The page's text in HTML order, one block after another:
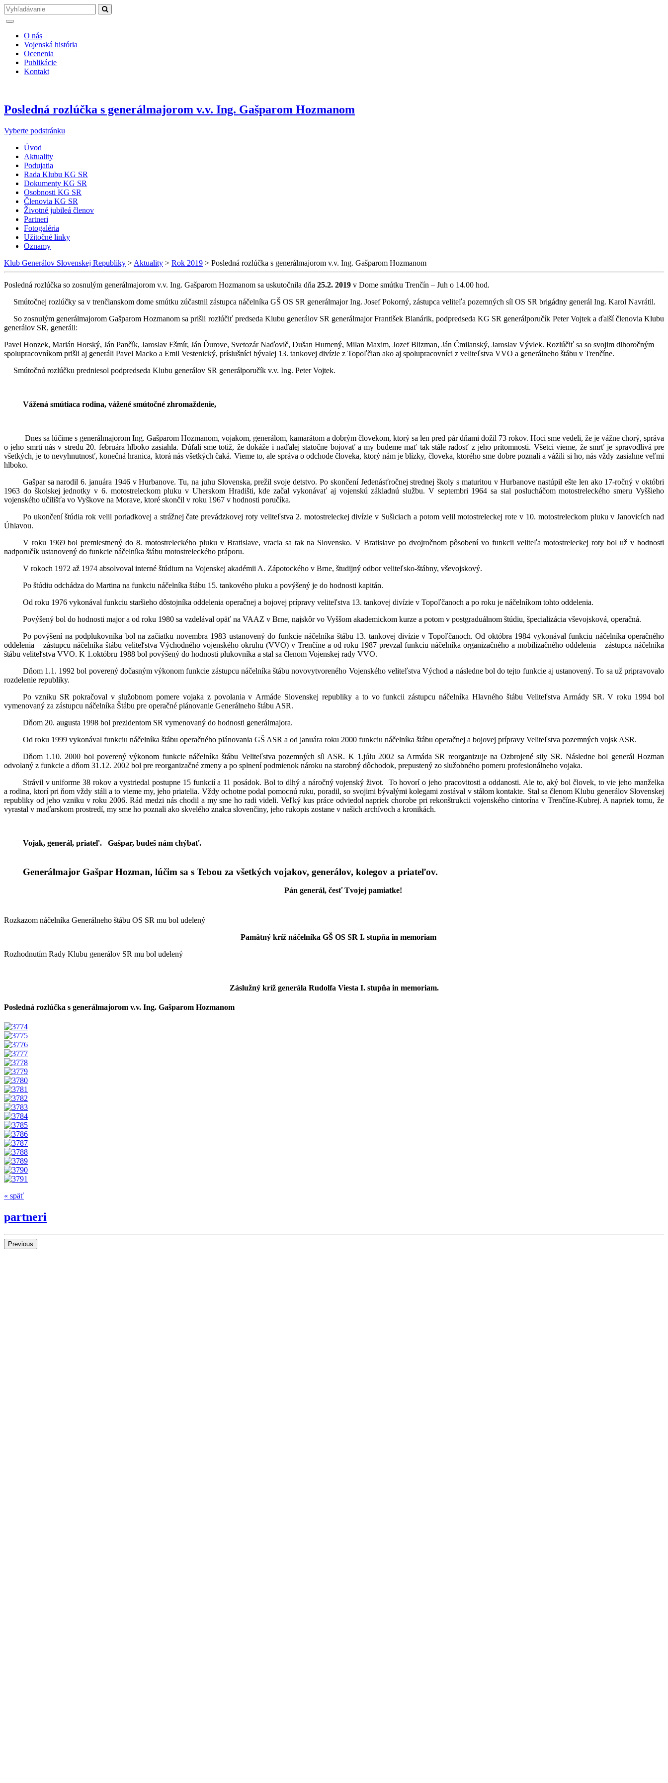
O nás
Vojenská história
Ocenenia
Publikácie
Kontakt
Posledná rozlúčka s generálmajorom v.v. Ing. Gašparom Hozmanom
Vyberte podstránku
Úvod
Aktuality
Podujatia
Rada Klubu KG SR
Dokumenty KG SR
Osobnosti KG SR
Členovia KG SR
Životné jubileá členov
Partneri
Fotogaléria
Užitočné linky
Oznamy
Klub Generálov Slovenskej Republiky > Aktuality > Rok 2019 > Posledná rozlúčka s generálmajorom v.v. Ing. Gašparom Hozmanom
Posledná rozlúčka so zosnulým generálmajorom v.v. Ing. Gašparom Hozmanom sa uskutočnila dňa 25.2. 2019 v Dome smútku Trenčín – Juh o 14.00 hod.
Smútočnej rozlúčky sa v trenčianskom dome smútku zúčastnil zástupca náčelníka GŠ OS SR generálmajor Ing. Josef Pokorný, zástupca veliteľa pozemných síl OS SR brigádny generál Ing. Karol Navrátil.
So zosnulým generálmajorom Gašparom Hozmanom sa prišli rozlúčiť predseda Klubu generálov SR generálmajor František Blanárik, podpredseda KG SR generálporučík Peter Vojtek a ďalší členovia Klubu
generálov SR, generáli:
Pavel Honzek, Marián Horský, Ján Pančík, Jaroslav Ešmír, Ján Ďurove, Svetozár Naďovič, Dušan Humený, Milan Maxim, Jozef Blizman, Ján Čmilanský, Jaroslav Vývlek. Rozlúčiť sa so svojim dlhoročným
spolupracovníkom prišli aj generáli Pavel Macko a Emil Vestenický, príslušníci bývalej 13. tankovej divízie z Topoľčian ako aj spolupracovníci z veliteľstva VVO a generálneho štábu v Trenčíne.
Smútočnú rozlúčku predniesol podpredseda Klubu generálov SR generálporučík v.v. Ing. Peter Vojtek.
Vážená smútiaca rodina, vážené smútočné zhromaždenie,
Dnes sa lúčime s generálmajorom Ing. Gašparom Hozmanom, vojakom, generálom, kamarátom a dobrým človekom, ktorý sa len pred pár dňami dožil 73 rokov. Hoci sme vedeli, že je vážne chorý, správa
o jeho smrti nás v stredu 20. februára hlboko zasiahla. Dúfali sme totiž, že dokáže i naďalej statočne bojovať a my budeme mať tak stále radosť z jeho prítomnosti. Všetci vieme, že smrť je spravodlivá pre
všetkých, je to nevyhnutnosť, konečná hranica, ktorá nás všetkých čaká. Vieme to, ale správa o odchode človeka, ktorý nám je blízky, človeka, ktorého sme dobre poznali a vážili si ho, nás vždy zasiahne veľmi
hlboko.
Gašpar sa narodil 6. januára 1946 v Hurbanove. Tu, na juhu Slovenska, prežil svoje detstvo. Po skončení Jedenásťročnej strednej školy s maturitou v Hurbanove nastúpil ešte len ako 17-ročný v októbri
1963 do školskej jednotky v 6. motostreleckom pluku v Uherskom Hradišti, kde začal vykonávať aj vojenskú základnú službu. V septembri 1964 sa stal poslucháčom motostreleckého smeru Vyššieho
vojenského učilišťa vo Vyškove na Morave, ktoré skončil v roku 1967 v hodnosti poručíka.
Po ukončení štúdia rok velil poriadkovej a strážnej čate prevádzkovej roty veliteľstva 2. motostreleckej divízie v Sušiciach a potom velil motostreleckej rote v 10. motostreleckom pluku v Janovicích nad
Úhlavou.
V roku 1969 bol premiestnený do 8. motostreleckého pluku v Bratislave, vracia sa tak na Slovensko. V Bratislave po dvojročnom pôsobení vo funkcii veliteľa motostreleckej roty bol už v hodnosti
nadporučík ustanovený do funkcie náčelníka štábu motostreleckého práporu.
V rokoch 1972 až 1974 absolvoval interné štúdium na Vojenskej akadémii A. Zápotockého v Brne, študijný odbor veliteľsko-štábny, vševojskový.
Po štúdiu odchádza do Martina na funkciu náčelníka štábu 15. tankového pluku a povýšený je do hodnosti kapitán.
Od roku 1976 vykonával funkciu staršieho dôstojníka oddelenia operačnej a bojovej prípravy veliteľstva 13. tankovej divízie v Topoľčanoch a po roku je náčelníkom tohto oddelenia.
Povýšený bol do hodnosti major a od roku 1980 sa vzdelával opäť na VAAZ v Brne, najskôr vo Vyššom akademickom kurze a potom v postgraduálnom štúdiu, špecializácia vševojsková, operačná.
Po povýšení na podplukovníka bol na začiatku novembra 1983 ustanovený do funkcie náčelníka štábu 13. tankovej divízie v Topoľčanoch. Od októbra 1984 vykonával funkciu náčelníka operačného
oddelenia – zástupcu náčelníka štábu veliteľstva Východného vojenského okruhu (VVO) v Trenčíne a od roku 1987 prevzal funkciu náčelníka organizačného a mobilizačného oddelenia – zástupca náčelníka
štábu veliteľstva VVO. K 1.októbru 1988 bol povýšený do hodnosti plukovníka a stal sa členom Vojenskej rady VVO.
Dňom 1.1. 1992 bol poverený dočasným výkonom funkcie zástupcu náčelníka štábu novovytvoreného Vojenského veliteľstva Východ a následne bol do tejto funkcie aj ustanovený. To sa už pripravovalo
rozdelenie republiky.
Po vzniku SR pokračoval v služobnom pomere vojaka z povolania v Armáde Slovenskej republiky a to vo funkcii zástupcu náčelníka Hlavného štábu Veliteľstva Armády SR. V roku 1994 bol
vymenovaný za zástupcu náčelníka Štábu pre operačné plánovanie Generálneho štábu ASR.
Dňom 20. augusta 1998 bol prezidentom SR vymenovaný do hodnosti generálmajora.
Od roku 1999 vykonával funkciu náčelníka štábu operačného plánovania GŠ ASR a od januára roku 2000 funkciu náčelníka štábu operačnej a bojovej prípravy Veliteľstva pozemných vojsk ASR.
Dňom 1.10. 2000 bol poverený výkonom funkcie náčelníka štábu Veliteľstva pozemných síl ASR. K 1.júlu 2002 sa Armáda SR reorganizuje na Ozbrojené sily SR. Následne bol generál Hozman
odvolaný z funkcie a dňom 31.12. 2002 bol pre reorganizačné zmeny a po splnení podmienok nároku na starobný dôchodok, prepustený zo služobného pomeru profesionálneho vojaka.
Strávil v uniforme 38 rokov a vystriedal postupne 15 funkcií a 11 posádok. Bol to dlhý a náročný vojenský život. To hovorí o jeho pracovitosti a oddanosti. Ale to, aký bol človek, to vie jeho manželka
a rodina, ktorí pri ňom vždy stáli a to vieme my, jeho priatelia. Vždy ochotne podal pomocnú ruku, poradil, so svojimi bývalými kolegami zostával v stálom kontakte. Stal sa členom Klubu generálov Slovenskej
republiky od jeho vzniku v roku 2006. Rád medzi nás chodil a my sme ho radi videli. Veľký kus práce odviedol napriek chorobe pri rekonštrukcii vojenského cintorína v Trenčíne-Kubrej. A napriek tomu, že
vyrastal v maďarskom prostredí, my sme ho poznali ako skvelého znalca slovenčiny, jeho rukopis zostane v našich archívoch a kronikách.
Vojak, generál, priateľ. Gašpar, budeš nám chýbať.
Generálmajor Gašpar Hozman, lúčim sa s Tebou za všetkých vojakov, generálov, kolegov a priateľov.
Pán generál, česť Tvojej pamiatke!
Rozkazom náčelníka Generálneho štábu OS SR mu bol udelený
Pamätný kríž náčelníka GŠ OS SR I. stupňa in memoriam
Rozhodnutím Rady Klubu generálov SR mu bol udelený
Záslužný kríž generála Rudolfa Viesta I. stupňa in memoriam.
Posledná rozlúčka s generálmajorom v.v. Ing. Gašparom Hozmanom
« späť
partneri
Previous